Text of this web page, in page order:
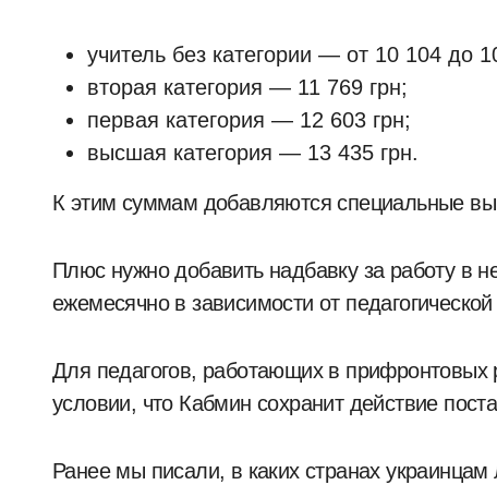
учитель без категории — от 10 104 до
вторая категория — 11 769 грн;
первая категория — 12 603 грн;
высшая категория — 13 435 грн.
К этим суммам добавляются специальные
Плюс нужно добавить надбавку за работу в
ежемесячно в зависимости от педагогической
Для педагогов, работающих в прифронтовых
условии, что Кабмин сохранит действие
Ранее мы писали, в каких странах украинцам